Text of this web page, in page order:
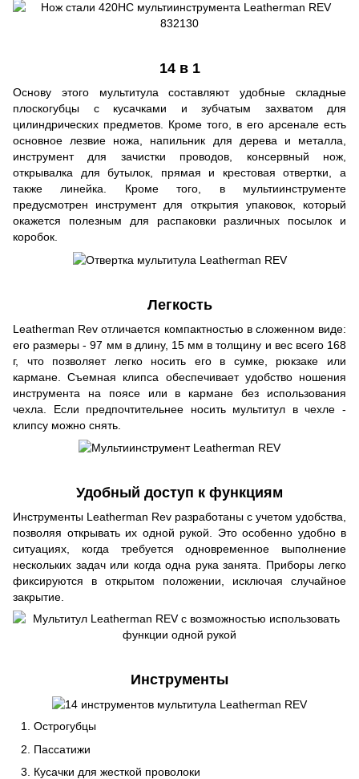
14 в 1
Основу этого мультитула составляют удобные складные
плоскогубцы с кусачками и зубчатым захватом для
цилиндрических предметов. Кроме того, в его арсенале есть
основное лезвие ножа, напильник для дерева и металла,
инструмент для зачистки проводов, консервный нож,
открывалка для бутылок, прямая и крестовая отвертки, а
также линейка. Кроме того, в мультиинструменте
предусмотрен инструмент для открытия упаковок, который
окажется полезным для распаковки различных посылок и
коробок.
Легкость
Leatherman Rev отличается компактностью в сложенном виде:
его размеры - 97 мм в длину, 15 мм в толщину и вес всего 168
г, что позволяет легко носить его в сумке, рюкзаке или
кармане. Съемная клипса обеспечивает удобство ношения
инструмента на поясе или в кармане без использования
чехла. Если предпочтительнее носить мультитул в чехле -
клипсу можно снять.
Удобный доступ к функциям
Инструменты Leatherman Rev разработаны с учетом удобства,
позволяя открывать их одной рукой. Это особенно удобно в
ситуациях, когда требуется одновременное выполнение
нескольких задач или когда одна рука занята. Приборы легко
фиксируются в открытом положении, исключая случайное
закрытие.
Инструменты
Острогубцы
Пассатижи
Кусачки для жесткой проволоки